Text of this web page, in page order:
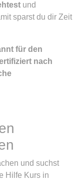
und
sparst du dir Zeit
für den
nach
und suchst
Hilfe Kurs in